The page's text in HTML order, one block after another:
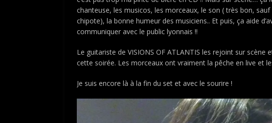
chanteuse, les musicos, les morceaux, le son ( très bon,
chipote), la bonne humeur des musiciens.. Et puis, ça aide
communiquer avec le public lyonnais !!
Le guitariste de VISIONS OF ATLANTIS les rejoint sur
cette soirée. Les morceaux ont vraiment la pêche en live et
Je suis encore là à la fin du set et avec le sourire !